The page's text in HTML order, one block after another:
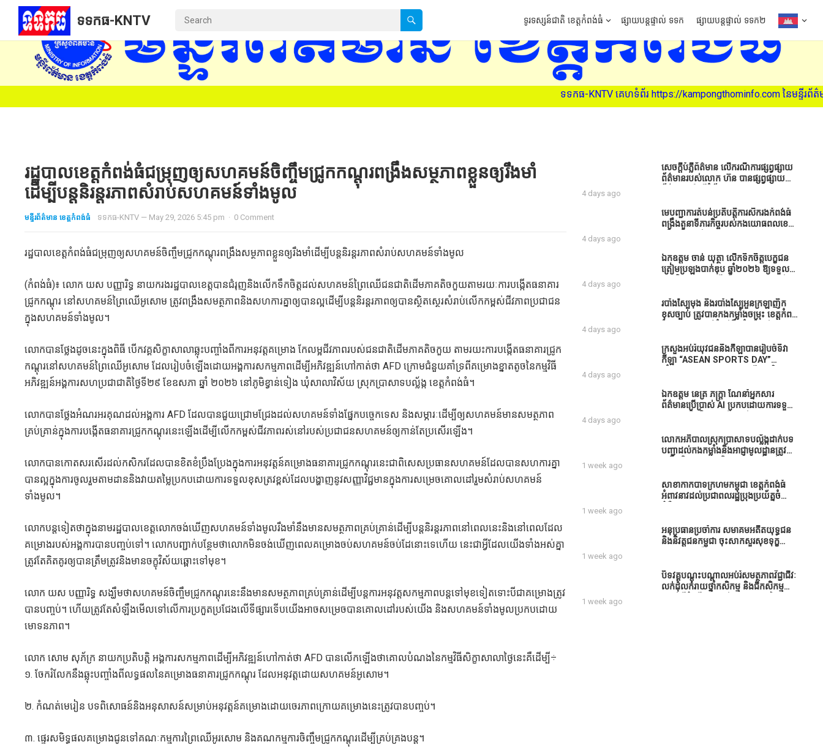
ទទកធ-KNTV គេហទំព័រ https://kampongthominfo.com នៃមន្ទីរព័ត៌មាន ខេត្តកំពង់ធំ (សូម
ទទកធ-KNTV ទូរទស្សន៍ជាតិ ខេត្តកំពង់ធំ ផ្សាយបន្តផ្ទាល់ ទទក ផ្សាយបន្តផ្ទាល់ ទទក២
រដ្ឋបាលខេត្តកំពង់ធំជម្រុញឲ្យសហគមន៍ចិញ្ចឹមជ្រូកកណ្តុរពង្រឹងសម្ថភាពខ្លួនឲ្យរឹងមាំ
ដើម្បីបន្តនិរន្តរភាពសំរាប់សហគមន៍ទាំងមូល
មន្ទីរព័ត៌មាន ខេត្តកំពង់ធំ ទទកធ-KNTV — May 29, 2026 5:45 pm · 0 Comment
រដ្ឋបាលខេត្តកំពង់ធំជម្រុញឲ្យសហគមន៍ចិញ្ចឹមជ្រូកកណ្តុរពង្រឹងសម្ថភាពខ្លួនឲ្យរឹងមាំដើម្បីបន្តនិរន្តរភាពសំរាប់សហគមន៍ទាំងមូល
(កំពង់ធំ)៖ លោក យស បញ្ញារិទ្ធ នាយករងរដ្ឋបាលខេត្តបានជំរុញនិងលើកទឹកចិត្តដល់សហគមន៍ព្រៃឈើជនជាតិដើមភាគតិចកួយតាមរយៈការបង្កើតធនាគារ
ជ្រូកកណ្តុរ នៅសហគមន៍ព្រៃឈើអូសោម ត្រូវពង្រឹងសមត្ថភាពនិងសហការគ្នាឲ្យបានល្អដើម្បីបន្តនិរន្តរភាពឲ្យបានស្ថិតស្ថេរសំរាប់លើកកម្ពស់ជីវភាពប្រជាជន
ក្នុងសហគមន៍ទាំងមូល។
លោកបានថ្លែងដូចនេះក្នុងពិធី បើកវគ្គសិក្ខាសាលាឆ្លុះបញ្ចាំងពីការអនុវត្តគម្រោង កែលម្អជីវភាពរបស់ជនជាតិដើមភាគតិចកួយ តាមរយះការបង្កើតធនាគារជ្រូក
កណ្តុរនៅសហគមន៍ព្រៃឈើអូសោម ដែលរៀបចំឡើងដោយអង្គការសកម្មភាពដើម្បីអភិវឌ្ឍន៍ហៅកាត់ថា AFD ក្រោមជំនួយគាំទ្រពីគម្រោងខ្នាតតូចនៃកម្មវិធី
អភិវឌ្ឍន៍អង្គការសហប្រជាជាតិថ្ងៃទី២៩ ខែឧសភា ឆ្នាំ ២០២៦ នៅភូមិខ្វាន់ទៀង ឃុំសាលាវិស័យ ស្រុកប្រាសាទបល្ល័ង្ក ខេត្តកំពង់ធំ។
លោកបានថ្លែងអំណរអរគុណដល់អង្គការ AFD ដែលបានជួយជ្រោមជ្រែងដល់សហគមន៍ទាំងផ្នែកបច្ចេកទេស និងសម្ភារៈដើម្បីឲ្យសហគមន៍មានសមត្ថភាព
គ្រប់គ្រាន់ក្នុងការបង្កើតធនាគារជ្រូកកណ្តុរនេះឡើងដើម្បីលើកកម្ពស់ជីវភាពរស់នៅរបស់ប្រជាជនសហគមន៍ឲ្យកាន់តែប្រសើរឡើង។
លោកបានកោតសរសើរដល់កសិករដែលបានខិតខំប្រឹងប្រែងក្នុងការអនុវត្តន៍គម្រោងធនាគារជ្រូកកណ្តុរនេះជាពិសេសប្រធានសហគមន៍ដែលបានសហការគ្នា
បានល្អក្នុងការចូលរួមតាមដាននិងវាយតម្លៃប្រកបដោយការទទួលខុសត្រវខ្ពស់ដែលបង្ហាញនូវសញ្ញាវិជ្ជមានក្នុងការសម្រេចគោលដៅរួមសំរាប់សហគមន៍
ទាំងមូល។
លោកបន្តទៀតថាក្នុងនាមរដ្ឋបាលខេត្តលោកចង់ឃើញសហគមន៍ទាំងមូលរឹងមាំនឹងមានសមត្ថភាពគ្រប់គ្រាន់ដើម្បីបន្តនិរន្តរភាពនៅពេលនេះនិងនៅពេលដែល
គម្រោងរបស់អង្គការបានបញ្ចប់ទៅ។ លោកបញ្ជាក់បន្ថែមថាលោកមិនចង់ឃើញពេលគម្រោងចប់សហគមន៍ចប់ដែនោះទេហើយ នេះជាអ្វីដែលយើងទាំងអស់គ្នា
ត្រូវតែគិតគូរឲ្យបានត្រឹមត្រូវនិងមានចក្ខុវិស័យឆ្ពោះទៅមុខ។
លោក យស បញ្ញារិទ្ធ សង្ឃឹមថាសហគមន៍ចិញ្ចឹមជ្រូកកណ្តុរនេះនឹងមានសមត្ថភាពគ្រប់គ្រាន់ដើម្បីបន្តការអនុវត្តសកម្មភាពបន្តទៅមុខទៀតទោះបីជាគម្រោងត្រូវ
បានបញ្ចប់។ ហើយត្រូវតែសំឡឹងមើលទៅលើការប្រកួតប្រជែងលើទីផ្សារទើបយើងអាចសម្រេចបានគោលដៅរបស់យើង និងសហគមន៍ទាំងមូលប្រកបដោយ
មោទនភាព។
លោក សោម សុភ័ក្រ នាយកប្រតិបត្តិ អង្គការសកម្មភាពដើម្បីអភិវឌ្ឍន៍ហៅកាត់ថា AFD បានលើកឡើងថាគោលបំណងនៃកម្មវិធីសិក្ខាសាលាថ្ងៃនេះគឺដើម្បី÷
១. ចែករំលែកនឹងឆ្លុះបញ្ចាំងពីលទ្ធផលនៃគម្រោងធនាគារជ្រូកកណ្តុរ ដែលអនុវត្តដោយសហគមន៍អូសោម។
២. កំណត់មេរៀន បទពិសោធន៍និងអនុសាសន៍សម្រាប់អនុវត្តន៍គម្រោងដោយចេរភាពក្រោយគម្រោងនេះត្រូវបានបញ្ចប់។
៣. ផ្ទេរសមិទ្ធផលគម្រោងជូនទៅគណៈកម្មការព្រៃឈើអូរសោម និងគណកម្មការចិញ្ចឹមជ្រូកកណ្តុរដើម្បីគ្រប់គ្រងបន្ត។
សេចក្តីបំភ្លឺព័ត៌មាន លេីករណីការផ្សព្វផ្សាយ
ព័ត៌មានរបស់លោក ហ៊ន បានផ្សព្វផ្សាយ
២០២៦ នេះ ដោយបានដាក់ចំណងជើងថា
«ខេត្តកំពង់ធំ សូមសំណូមពរទៅដល់
ខ្លះទៅព្រោះឥឡូវដឹងហើយថាពិបាករកលុយ
ណាស់គាត់ដាំដំណាំសឹកសឹងតែខ្ចីលុយ
ធនាគារយកមកដាំ ព្រោះមួយរយៈចុងក្រោយ
ពាក់ព័ន្ធនិងអាជ្ញាធរជាមួយនឹងប្រជាពលរដ្ឋ
រឿងដីអាស្រ័យផល»
4 days ago
មេបញ្ជាការតំបន់ប្រតិបត្តិការសឹករងកំពង់ធំ
ពង្រឹងតួនាទីភារកិច្ចរបស់កងយោធពលខេមរ
4 days ago
ឯកឧត្តម ចាន់ យុត្ថា លើកទឹកចិត្តបេក្ខជន
ត្រៀមប្រឡងបាក់ឌុប ឆ្នាំ២០២៦ ឱ្យទទួល
4 days ago
របាំង​ស្បៃ​មុង​ និង​របាំង​ស្បៃ​អួន​ក្រឡា​ញឹក​
ខុស​ច្បាប់​ ត្រូវ​បាន​កងកម្លាំង​ចម្រុះ​ ខេត្តកំពង់​
4 days ago
ក្រសួងអប់រំយុវជននិងកីឡាបានរៀបចំទិវា
កីឡា “ASEAN SPORTS DAY”
កំពង់ធំ( Video inside)
4 days ago
ឯកឧត្តម នេត្រ ភក្ត្រា ណែនាំអ្នកសារ
ព័ត៌មានប្រើប្រាស់ AI ប្រកបដោយការទទួល
ព្រោះ AI មិនមែនជាអ្នកទទួលខុសត្រូវនៃ
អត្ថបទព័ត៌មាននោះទេ
4 days ago
លោកអភិបាលស្រុកប្រាសាទបល្ល័ង្កដាក់បទ
បញ្ជាដល់កងកម្លាំងនិងអាជ្ញាមូលដ្ឋានត្រូវ
1 week ago
សាខាកាកបាទក្រហមកម្ពុជា ខេត្តកំពង់ធំ
អំពាវនាវដល់ប្រជាពលរដ្ឋប្រុងប្រយ័ត្នចំពោះ
1 week ago
អនុប្រធានប្រចាំការ សមាគមអតីតយុទ្ធជន
និងនិវត្តជនកម្ពុជា ចុះសាកសួរសុខទុក្ខ
អភិវឌ្ឍន៍អតីតយុទ្ធជន មរតកតេជោធិបតី
ថ្លុកកព្រីង
1 week ago
បិទវគ្គបណ្តុះបណ្តាលអប់រំសមត្ថភាពវិជ្ជាជីវៈ
លក់ដុំលក់រាយថ្នាំកសិកម្ម និងជីកសិកម្ម
1 week ago